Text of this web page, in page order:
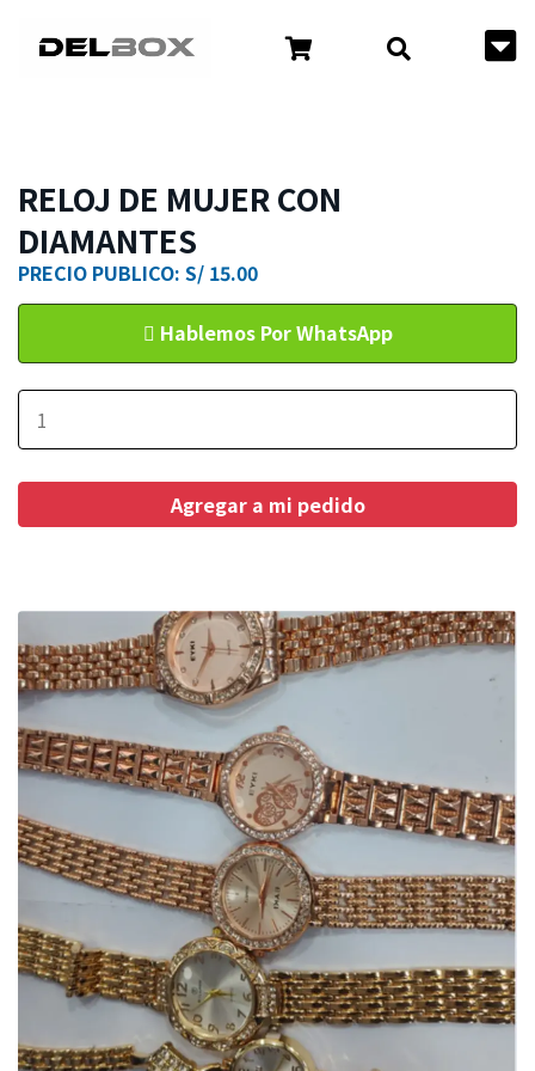
RELOJ DE MUJER CON
DIAMANTES
PRECIO PUBLICO: S/ 15.00
Hablemos Por WhatsApp
Agregar a mi pedido